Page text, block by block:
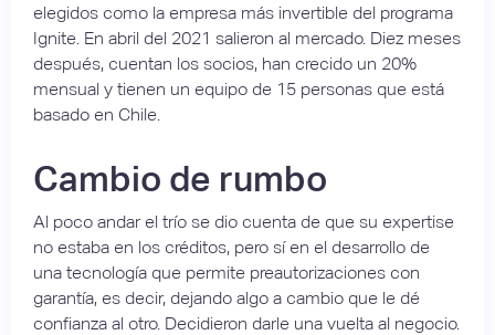
elegidos como la empresa más invertible del programa
Ignite. En abril del 2021 salieron al mercado. Diez meses
después, cuentan los socios, han crecido un 20%
mensual y tienen un equipo de 15 personas que está
basado en Chile.
Cambio de rumbo
Al poco andar el trío se dio cuenta de que su expertise
no estaba en los créditos, pero sí en el desarrollo de
una tecnología que permite preautorizaciones con
garantía, es decir, dejando algo a cambio que le dé
confianza al otro. Decidieron darle una vuelta al negocio.